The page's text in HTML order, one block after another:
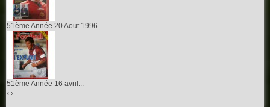
51ème Année 20 Aout 1996
51ème Année 16 avril...
‹ ›